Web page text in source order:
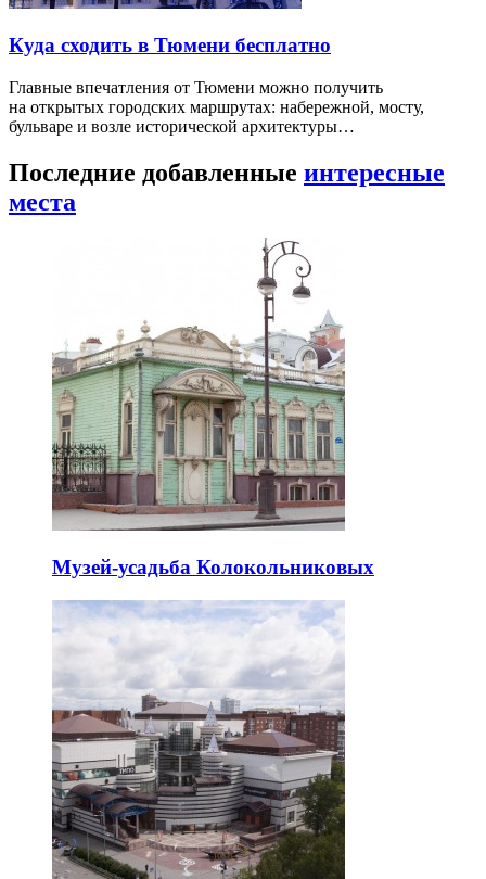
Куда сходить в Тюмени бесплатно
Главные впечатления от Тюмени можно получить
на открытых городских маршрутах: набережной, мосту,
бульваре и возле исторической архитектуры…
Последние добавленные интересные
места
Музей-усадьба Колокольниковых